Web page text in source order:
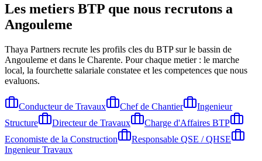
Les metiers BTP que nous recrutons a
Angouleme
Thaya Partners recrute les profils cles du BTP sur le bassin de
Angouleme et dans le Charente. Pour chaque metier : le marche
local, la fourchette salariale constatee et les competences que nous
evaluons.
Conducteur de Travaux Chef de Chantier
Ingenieur
Structure
Directeur de Travaux
Charge d'Affaires BTP
Economiste de la Construction
Responsable QSE / QHSE
Ingenieur Travaux